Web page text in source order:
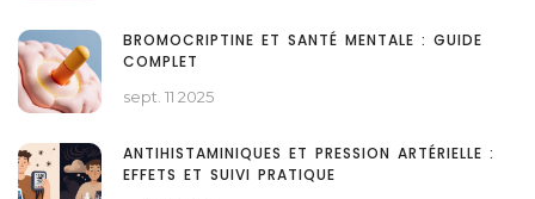
BROMOCRIPTINE ET SANTÉ MENTALE : GUIDE
COMPLET
sept. 11 2025
ANTIHISTAMINIQUES ET PRESSION ARTÉRIELLE :
EFFETS ET SUIVI PRATIQUE